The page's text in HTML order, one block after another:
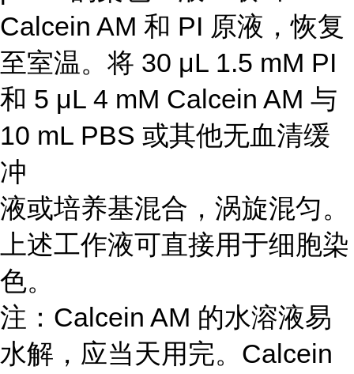
Calcein AM 和 PI 原液，恢复
至室温。将 30 μL 1.5 mM PI
和 5 μL 4 mM Calcein AM 与
10 mL PBS 或其他无血清缓
冲
液或培养基混合，涡旋混匀。
上述工作液可直接用于细胞染
色。
注：Calcein AM 的水溶液易
水解，应当天用完。Calcein